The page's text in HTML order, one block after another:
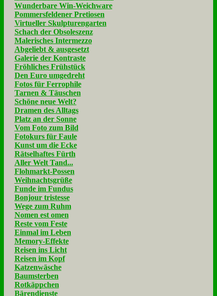
Wunderbare Win-Weichware
Pommersfeldener Pretiosen
Virtueller Skulpturengarten
Schach der Obsoleszenz
Malerisches Intermezzo
Abgeliebt & ausgesetzt
Galerie der Kontraste
Fröhliches Frühstück
Den Euro umgedreht
Fotos für Ferrophile
Tarnen & Täuschen
Schöne neue Welt?
Dramen des Alltags
Platz an der Sonne
Vom Foto zum Bild
Fotokurs für Faule
Kunst um die Ecke
Rätselhaftes Fürth
Aller Welt Tand...
Flohmarkt-Possen
Weihnachtsgrüße
Funde im Fundus
Bonjour tristesse
Wege zum Ruhm
Nomen est omen
Reste vom Feste
Einmal im Leben
Memory-Effekte
Reisen ins Licht
Reisen im Kopf
Katzenwäsche
Baumsterben
Rotkäppchen
Bärendienste